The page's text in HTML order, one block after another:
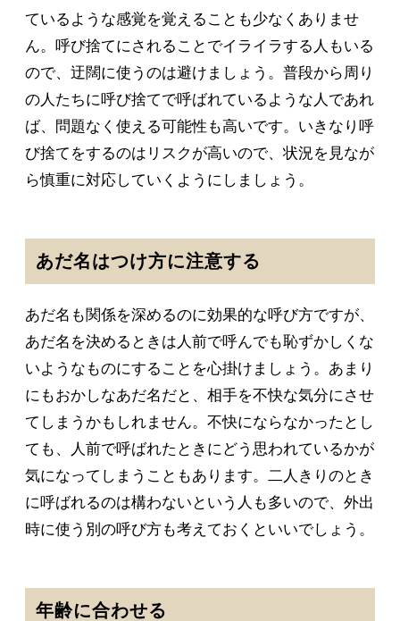
ているような感覚を覚えることも少なくありませ
ん。呼び捨てにされることでイライラする人もいる
ので、迂闊に使うのは避けましょう。普段から周り
の人たちに呼び捨てで呼ばれているような人であれ
ば、問題なく使える可能性も高いです。いきなり呼
び捨てをするのはリスクが高いので、状況を見なが
ら慎重に対応していくようにしましょう。
あだ名はつけ方に注意する
あだ名も関係を深めるのに効果的な呼び方ですが、
あだ名を決めるときは人前で呼んでも恥ずかしくな
いようなものにすることを心掛けましょう。あまり
にもおかしなあだ名だと、相手を不快な気分にさせ
てしまうかもしれません。不快にならなかったとし
ても、人前で呼ばれたときにどう思われているかが
気になってしまうこともあります。二人きりのとき
に呼ばれるのは構わないという人も多いので、外出
時に使う別の呼び方も考えておくといいでしょう。
年齢に合わせる